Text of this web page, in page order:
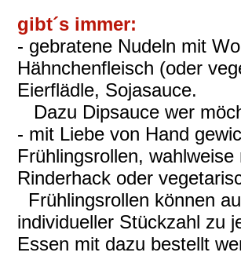
gibt´s immer:
- gebratene Nudeln mit
Hähnchenfleisch (oder
Eierflädle, Sojasauce.
Dazu Dipsauce wer
- mit Liebe von Hand
Frühlingsrollen, wahlweise
Rinderhack oder
Frühlingsrollen können
individueller Stückzahl zu
Essen mit dazu bestellt